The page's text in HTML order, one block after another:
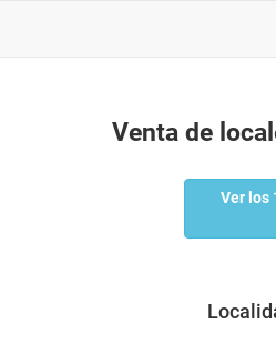
Venta de
Ver los